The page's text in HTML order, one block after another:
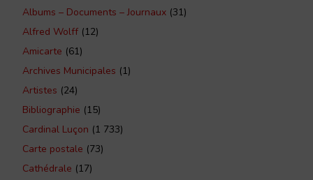
Albums – Documents – Journaux (31)
Alfred Wolff (12)
Amicarte (61)
Archives Municipales (1)
Artistes (24)
Bibliographie (15)
Cardinal Luçon (1 733)
Carte postale (73)
Cathédrale (17)